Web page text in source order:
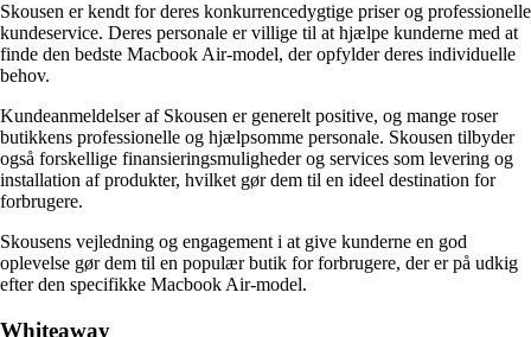
Skousen er kendt for deres konkurrencedygtige priser og professionelle
kundeservice. Deres personale er villige til at hjælpe kunderne med at
finde den bedste Macbook Air-model, der opfylder deres individuelle
behov.
Kundeanmeldelser af Skousen er generelt positive, og mange roser
butikkens professionelle og hjælpsomme personale. Skousen tilbyder
også forskellige finansieringsmuligheder og services som levering og
installation af produkter, hvilket gør dem til en ideel destination for
forbrugere.
Skousens vejledning og engagement i at give kunderne en god
oplevelse gør dem til en populær butik for forbrugere, der er på udkig
efter den specifikke Macbook Air-model.
Whiteaway